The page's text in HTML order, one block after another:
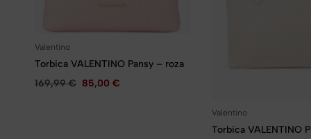
Valentino
Torbica VALENTINO Pansy – roza
169,99€ 85,00 €
Valentino
Torbica VALENTINO